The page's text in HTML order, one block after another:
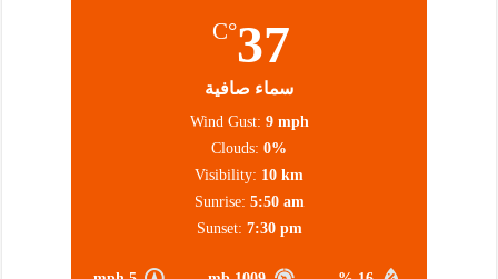
37
°C
سماء صافية
Wind Gust: 9 mph
Clouds: 0%
Visibility: 10 km
Sunrise: 5:50 am
Sunset: 7:30 pm